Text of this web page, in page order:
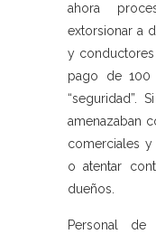
ahora
extorsionar a
y
pago de
“seguridad”.
amenazaban
comerciales
o atentar
dueños.
Personal